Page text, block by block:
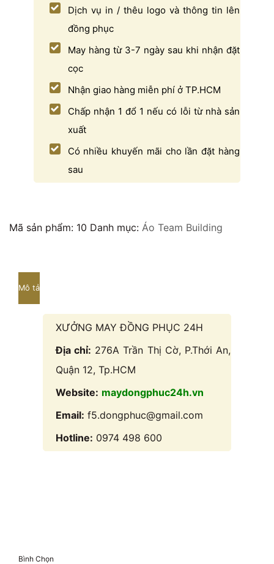
Dịch vụ in / thêu logo và thông tin lên
đồng phục
May hàng từ 3-7 ngày sau khi nhận đặt
cọc
Nhận giao hàng miễn phí ở TP.HCM
Chấp nhận 1 đổ 1 nếu có lỗi từ nhà sản
xuất
Có nhiều khuyến mãi cho lần đặt hàng
sau
Mã sản phẩm: 10 Danh mục: Áo Team Building
Mô tả
XƯỞNG MAY ĐỒNG PHỤC 24H
Địa chỉ: 276A Trần Thị Cờ, P.Thới An,
Quận 12, Tp.HCM
Website: maydongphuc24h.vn
Email: f5.dongphuc@gmail.com
Hotline: 0974 498 600
Bình Chọn